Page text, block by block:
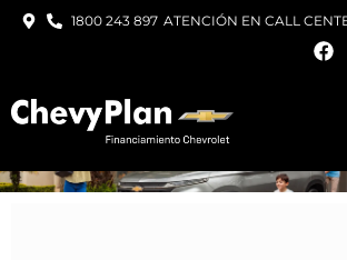
1800 243 897 ATENCIÓN EN CALL